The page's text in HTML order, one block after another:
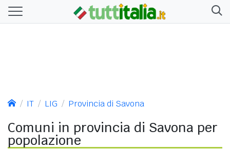
IT LIG Provincia di Savona
Comuni in provincia di Savona per
popolazione